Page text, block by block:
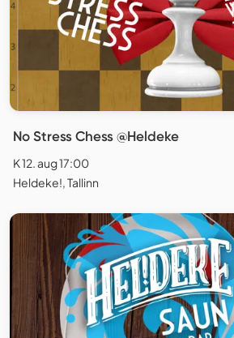
No Stress Chess @Heldeke
K 12. aug 17:00
Heldeke!, Tallinn